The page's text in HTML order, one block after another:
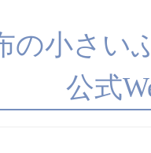
の小さい
公式